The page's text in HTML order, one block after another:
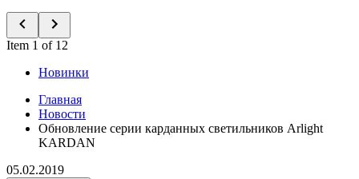
Item 1 of 12
Новинки
Главная
Новости
Обновление серии карданных светильников Arlight
KARDAN
05.02.2019